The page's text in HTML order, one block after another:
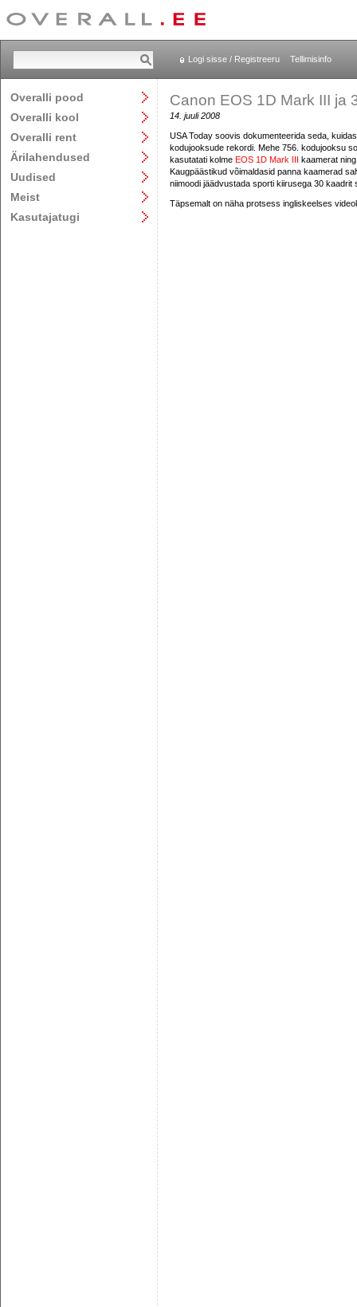
Logi sisse / Registreeru Tellimisinfo
Overalli pood
Overalli kool
Overalli rent
Ärilahendused
Uudised
Meist
Kasutajatugi
Canon EOS 1D Mark III ja
14. juuli 2008
USA Today soovis dokumenteerida seda,
kodujooksude rekordi. Mehe 756. kodujooksu
kasutatati kolme EOS 1D Mark III kaamerat
Kaugpäästikud võimaldasid panna kaamerad
niimoodi jäädvustada sporti kiirusega 30 kaadrit
Täpsemalt on näha protsess ingliskeelses